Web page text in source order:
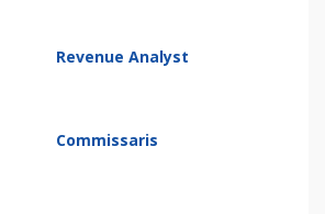
Revenue Analyst
Commissaris